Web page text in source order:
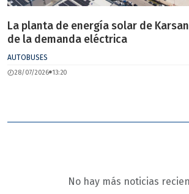
La planta de energía solar de
de la demanda eléctrica
AUTOBUSES
28/07/2026 13:20
No hay más noticias